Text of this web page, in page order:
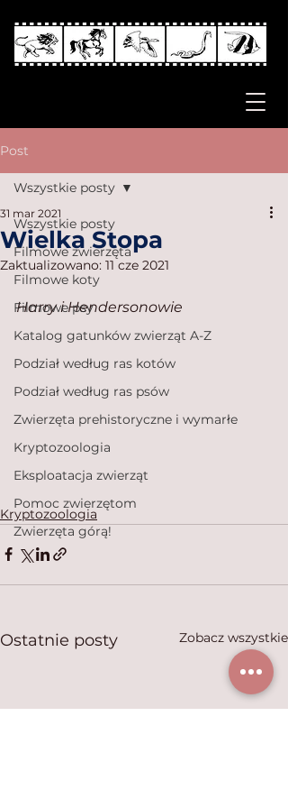
Post
Wszystkie posty
Filmowe zwierzęta
Filmowe koty
Filmowe psy
Katalog gatunków zwierząt A-Z
Podział według ras kotów
Podział według ras psów
Zwierzęta prehistoryczne i wymarłe
Kryptozoologia
Eksploatacja zwierząt
Pomoc zwierzętom
Zwierzęta górą!
Wszystkie posty
Wielka Stopa
31 mar 2021
Zaktualizowano: 11 cze 2021
Harry i Hendersonowie
Kryptozoologia
Ostatnie posty Zobacz wszystkie